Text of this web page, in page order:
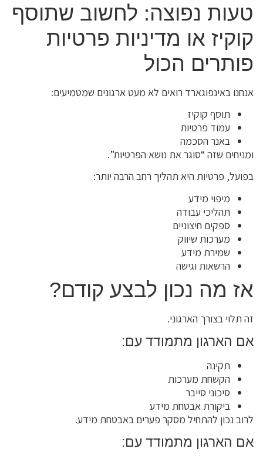
טעות נפוצה: לחשוב שתוסף
קוקיז או מדיניות פרטיות
פותרים הכול
אנחנו באינפוגארד רואים לא מעט ארגונים שמטמיעים:
תוסף קוקיז
עמוד פרטיות
באנר הסכמה
ומניחים שזה “סוגר את נושא הפרטיות”.
בפועל, פרטיות היא תהליך רחב הרבה יותר:
מיפוי מידע
תהליכי עבודה
ספקים חיצוניים
מערכות שיווק
שמירת מידע
הרשאות וגישה
אז מה נכון לבצע קודם?
זה תלוי בצורך הארגוני.
אם הארגון מתמודד עם:
תקינה
הקשחת מערכות
סיכוני סייבר
ביקורת אבטחת מידע
לרוב נכון להתחיל מסקר פערים באבטחת מידע.
אם הארגון מתמודד עם: